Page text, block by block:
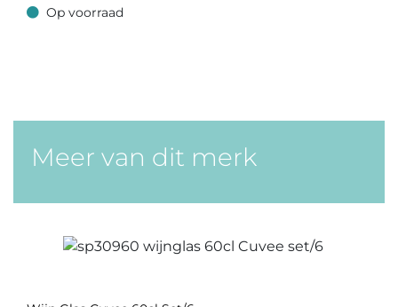
Op voorraad
Op voorraad
Meer van dit merk